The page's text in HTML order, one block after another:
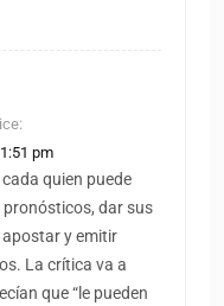
pm
quien puede
pronósticos, dar sus
y emitir
La crítica va a
que “le pueden